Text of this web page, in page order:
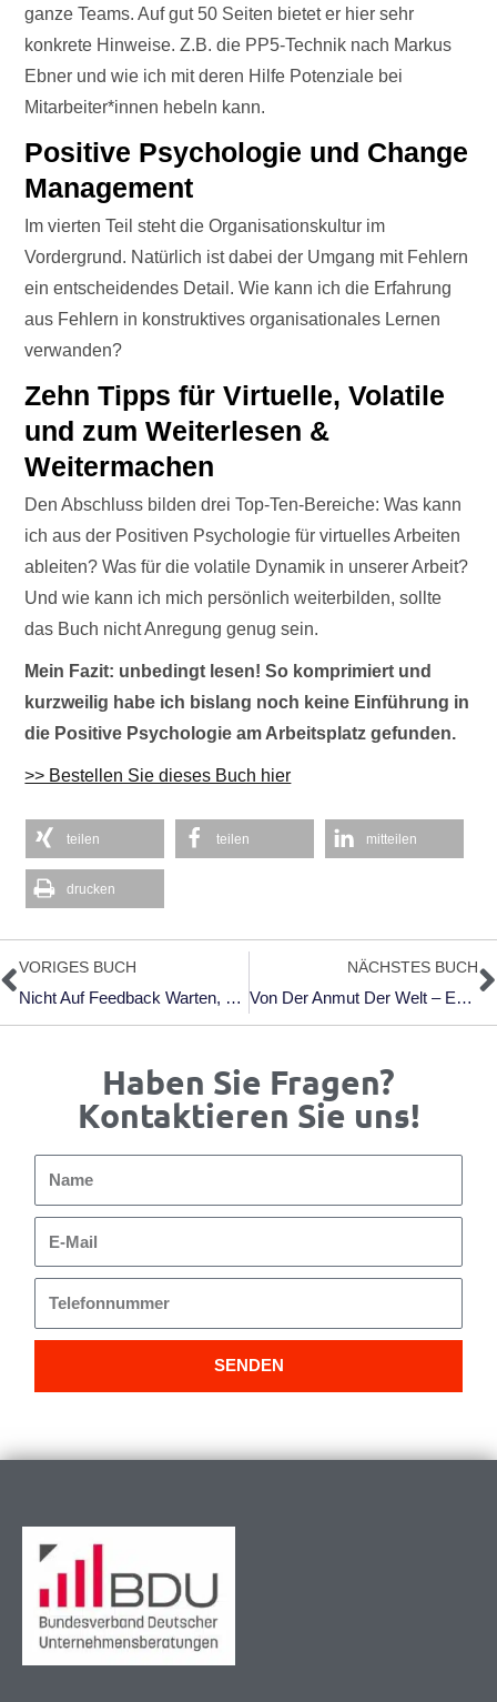
ganze Teams. Auf gut 50 Seiten bietet er hier sehr
konkrete Hinweise. Z.B. die PP5-Technik nach Markus
Ebner und wie ich mit deren Hilfe Potenziale bei
Mitarbeiter*innen hebeln kann.
Positive Psychologie und Change
Management
Im vierten Teil steht die Organisationskultur im
Vordergrund. Natürlich ist dabei der Umgang mit Fehlern
ein entscheidendes Detail. Wie kann ich die Erfahrung
aus Fehlern in konstruktives organisationales Lernen
verwanden?
Zehn Tipps für Virtuelle, Volatile
und zum Weiterlesen &
Weitermachen
Den Abschluss bilden drei Top-Ten-Bereiche: Was kann
ich aus der Positiven Psychologie für virtuelles Arbeiten
ableiten? Was für die volatile Dynamik in unserer Arbeit?
Und wie kann ich mich persönlich weiterbilden, sollte
das Buch nicht Anregung genug sein.
Mein Fazit: unbedingt lesen! So komprimiert und
kurzweilig habe ich bislang noch keine Einführung in
die Positive Psychologie am Arbeitsplatz gefunden.
>> Bestellen Sie dieses Buch hier
teilen teilen mitteilen
drucken
Zurück
VORIGES BUCH
Nicht Auf Feedback Warten, Sondern Feedback Gezielt Holen
NÄCHSTES BUCH
Von Der Anmut Der Welt – Entwurf Einer Integralen Theologie Gebundene Ausgabe Von Tilmann Haberer
Haben Sie Fragen?
Kontaktieren Sie uns!
Mail
SENDEN